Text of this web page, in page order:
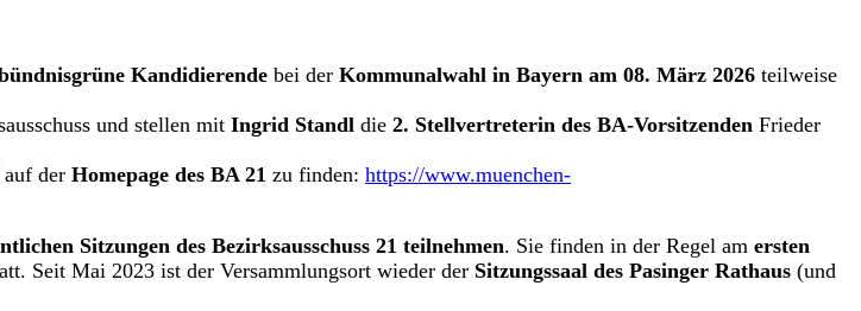
Kandidierende bei der Kommunalwahl in Bayern am 08. März 2026 teilweise
und stellen mit Ingrid Standl die 2. Stellvertreterin des BA-Vorsitzenden Frieder
der Homepage des BA 21 zu finden: https://www.muenchen-
Sitzungen des Bezirksausschuss 21 teilnehmen. Sie finden in der Regel am ersten
Seit Mai 2023 ist der Versammlungsort wieder der Sitzungssaal des Pasinger Rathaus (und